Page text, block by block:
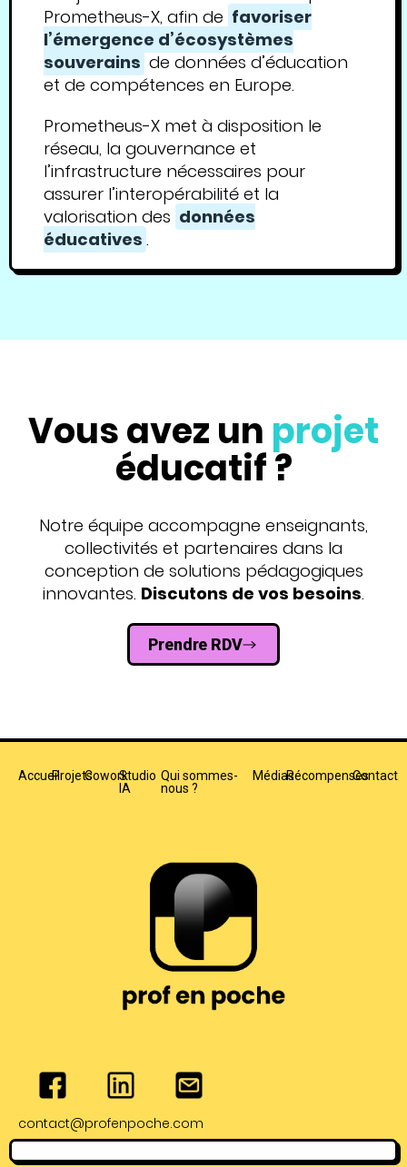
Prometheus-X, afin de favoriser
l’émergence d’écosystèmes
souverains de données d’éducation
et de compétences en Europe.
Prometheus-X met à disposition le
réseau, la gouvernance et
l’infrastructure nécessaires pour
assurer l’interopérabilité et la
valorisation des données
éducatives .
Vous avez un projet
éducatif ?
Notre équipe accompagne enseignants,
collectivités et partenaires dans la
conception de solutions pédagogiques
innovantes. Discutons de vos besoins.
Prendre RDV
AccueilProjetsCoworkStudio
IA
Qui sommes-
nous ?
MédiasRécompensesContact
contact@profenpoche.com